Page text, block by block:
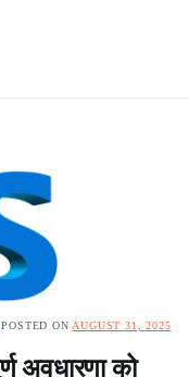
POSTED ON AUGUST 31, 2025
अवधारणा को